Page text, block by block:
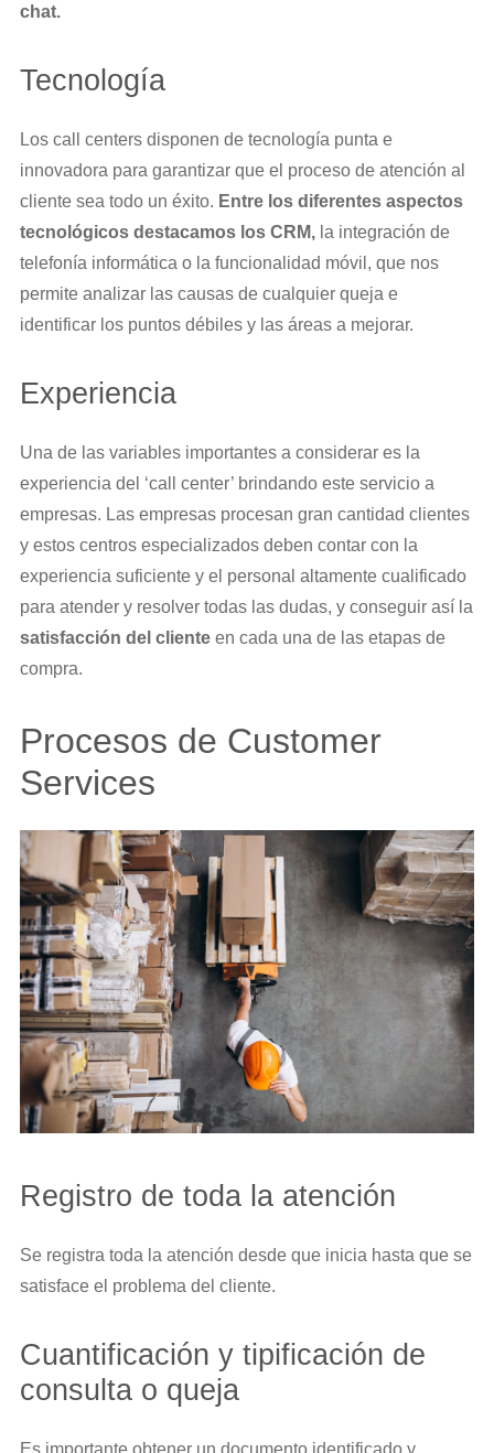
chat.
Tecnología
Los call centers disponen de tecnología punta e
innovadora para garantizar que el proceso de atención al
cliente sea todo un éxito. Entre los diferentes aspectos
tecnológicos destacamos los CRM,la integración de
telefonía informática o la funcionalidad móvil, que nos
permite analizar las causas de cualquier queja e
identificar los puntos débiles y las áreas a mejorar.
Experiencia
Una de las variables importantes a considerar es la
experiencia del ‘call center’ brindando este servicio a
empresas. Las empresas procesan gran cantidad clientes
y estos centros especializados deben contar con la
experiencia suficiente y el personal altamente cualificado
para atender y resolver todas las dudas, y conseguir así la
satisfacción del clienteen cada una de las etapas de
compra.
Procesos de Customer
Services
Registro de toda la atención
Se registra toda la atención desde que inicia hasta que se
satisface el problema del cliente.
Cuantificación y tipificación de
consulta o queja